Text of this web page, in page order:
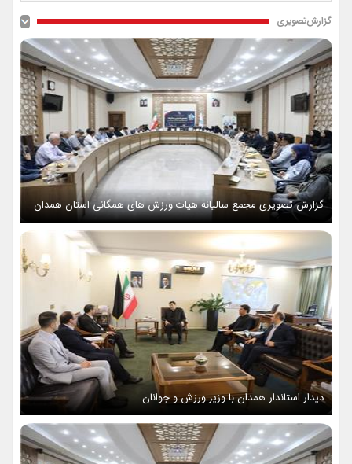
گزارش‌تصویری
گزارش تصویری مجمع سالیانه هیات ورزش های همگانی استان همدان
دیدار استاندار همدان با وزیر ورزش و جوانان